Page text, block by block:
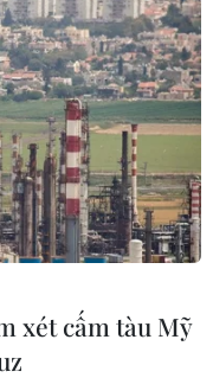
tại CHDC
bố bùng phát dịch
Dân chủ Congo
tổng số 550 ca
ngày 7/6.
xét cấm tàu Mỹ